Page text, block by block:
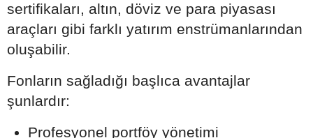
sertifikaları, altın, döviz ve para piyasası
araçları gibi farklı yatırım enstrümanlarından
oluşabilir.
Fonların sağladığı başlıca avantajlar
şunlardır:
Profesyonel portföy yönetimi